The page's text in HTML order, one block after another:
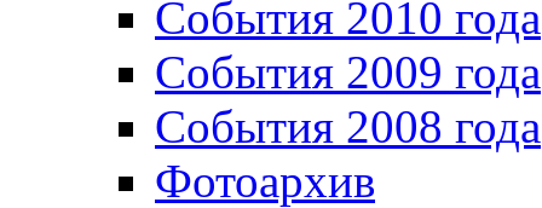
События 2010 года
События 2009 года
События 2008 года
Фотоархив